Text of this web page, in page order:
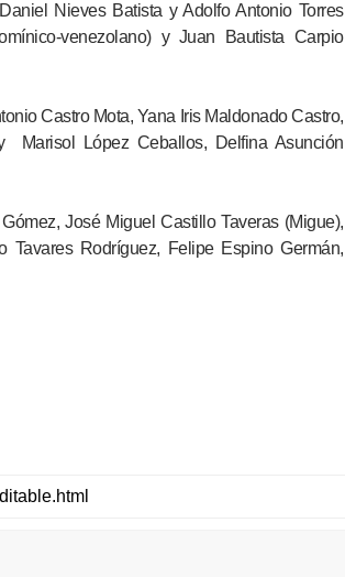
Nieves Batista y Adolfo Antonio Torres
venezolano) y Juan Bautista Carpio
Castro Mota, Yana Iris Maldonado Castro,
Marisol López Ceballos, Delfina Asunción
José Miguel Castillo Taveras (Migue),
Tavares Rodríguez, Felipe Espino Germán,